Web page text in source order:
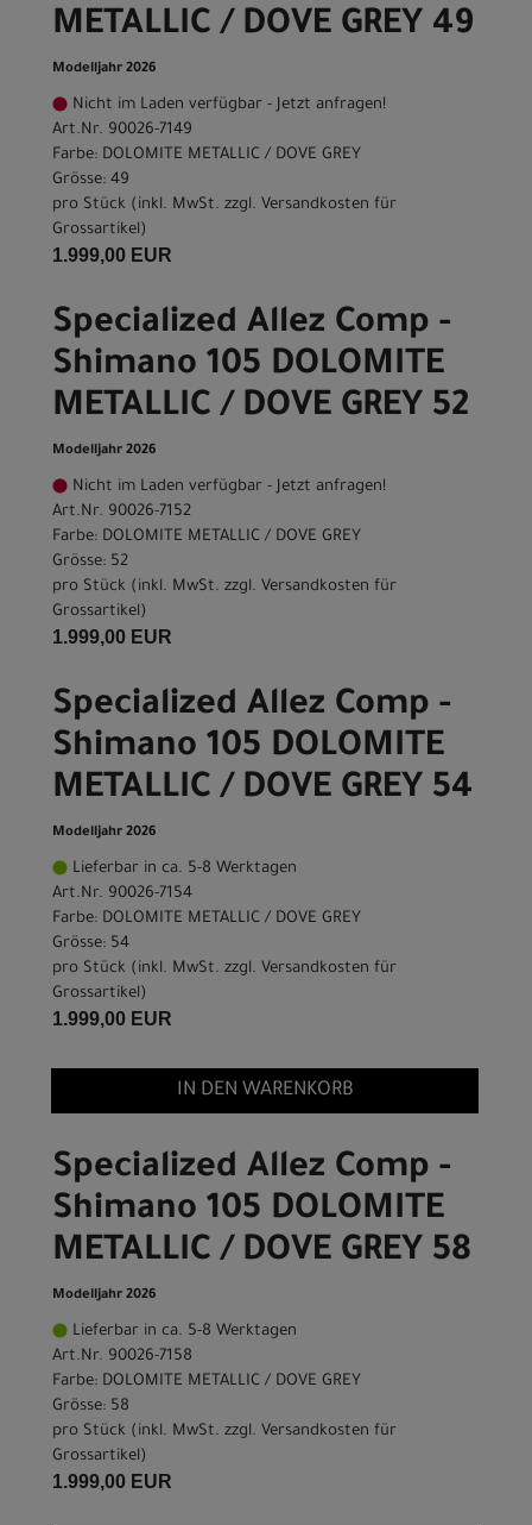
METALLIC / DOVE GREY 49
Modelljahr 2026
Nicht im Laden verfügbar - Jetzt anfragen!
Art.Nr. 90026-7149
Farbe: DOLOMITE METALLIC / DOVE GREY
Grösse: 49
pro Stück (inkl. MwSt. zzgl. Versandkosten für
Grossartikel)
1.999,00 EUR
Specialized Allez Comp -
Shimano 105 DOLOMITE
METALLIC / DOVE GREY 52
Modelljahr 2026
Nicht im Laden verfügbar - Jetzt anfragen!
Art.Nr. 90026-7152
Farbe: DOLOMITE METALLIC / DOVE GREY
Grösse: 52
pro Stück (inkl. MwSt. zzgl. Versandkosten für
Grossartikel)
1.999,00 EUR
Specialized Allez Comp -
Shimano 105 DOLOMITE
METALLIC / DOVE GREY 54
Modelljahr 2026
Lieferbar in ca. 5-8 Werktagen
Art.Nr. 90026-7154
Farbe: DOLOMITE METALLIC / DOVE GREY
Grösse: 54
pro Stück (inkl. MwSt. zzgl. Versandkosten für
Grossartikel)
1.999,00 EUR
IN DEN WARENKORB
Specialized Allez Comp -
Shimano 105 DOLOMITE
METALLIC / DOVE GREY 58
Modelljahr 2026
Lieferbar in ca. 5-8 Werktagen
Art.Nr. 90026-7158
Farbe: DOLOMITE METALLIC / DOVE GREY
Grösse: 58
pro Stück (inkl. MwSt. zzgl. Versandkosten für
Grossartikel)
1.999,00 EUR